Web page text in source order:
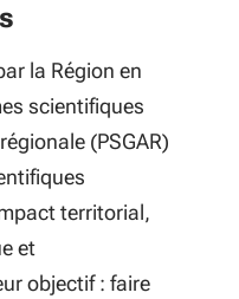
la Région en
scientifiques
(PSGAR)
territorial,
et
objectif : faire